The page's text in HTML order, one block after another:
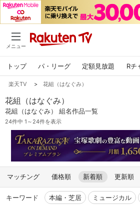
メニュー
トップ パ・リーグ 定額見放題 Rチ
楽天TV > 花組（はなぐみ）
花組（はなぐみ）
花組（はなぐみ） 組名作品一覧
24件中 1～24件を表示
マッチング 価格順 新着順 更新順
キーワード 本編・芝居 ミュージカル